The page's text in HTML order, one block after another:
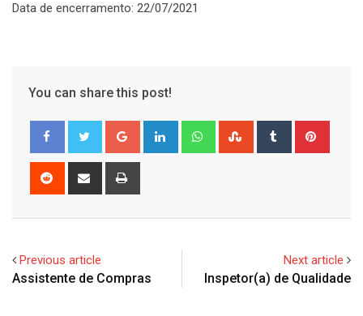
Data de encerramento: 22/07/2021
You can share this post!
Google+ LinkedIn WhatsappStumbleUpon
Tumblr
Reddit
Share
Previous article
Assistente de Compras
Next article
Inspetor(a) de Qualidade